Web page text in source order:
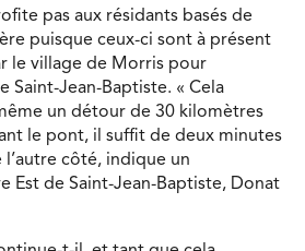
pas aux résidants basés de
puisque ceux-ci sont à présent
le village de Morris pour
Saint-Jean-Baptiste. « Cela
un détour de 30 kilomètres
le pont, il suffit de deux minutes
côté, indique un
Est de Saint-Jean-Baptiste, Donat